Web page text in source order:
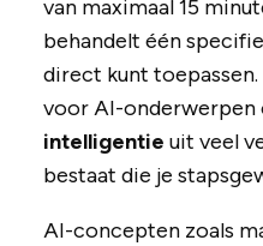
van maximaal 15
behandelt één
direct kunt
voor AI-onderwerpen
intelligentie uit veel
bestaat die je
AI-concepten zoals